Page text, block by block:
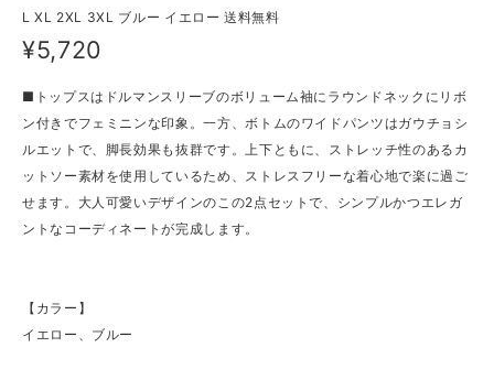
L XL 2XL 3XL ブルー イエロー 送料無料
¥5,720
■トップスはドルマンスリーブのボリューム袖にラウンドネックにリボ
ン付きでフェミニンな印象。一方、ボトムのワイドパンツはガウチョシ
ルエットで、脚長効果も抜群です。上下ともに、ストレッチ性のあるカ
ットソー素材を使用しているため、ストレスフリーな着心地で楽に過ご
せます。大人可愛いデザインのこの2点セットで、シンプルかつエレガ
ントなコーディネートが完成します。
【カラー】
イエロー、ブルー